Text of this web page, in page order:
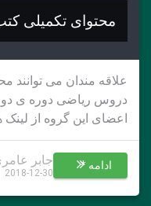
محتوای تکمیلی
دروس ریاضی دوره ی
اعضای این گروه از
ادامه * جابر
2018-12-30